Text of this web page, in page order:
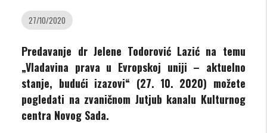
27/10/2020
Predavanje dr Jelene Todorović Lazić na temu
„Vladavina prava u Evropskoj uniji – aktuelno
stanje, budući izazovi“ (27. 10. 2020) možete
pogledati na zvaničnom Jutjub kanalu Kulturnog
centra Novog Sada.